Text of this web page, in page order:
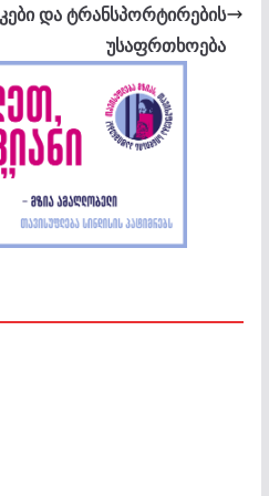
და ტრანსპორტირების
უსაფრთხოება